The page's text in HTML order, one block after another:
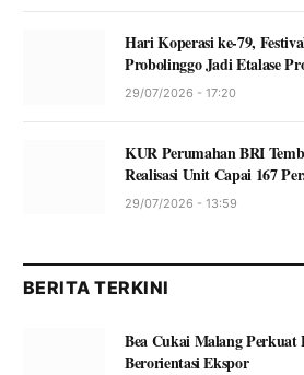
Hari Koperasi ke-79,
Probolinggo Jadi Etalase
29/07/2026 - 17:20
KUR Perumahan BRI
Realisasi Unit Capai 167
29/07/2026 - 13:59
BERITA TERKINI
Bea Cukai Malang
Berorientasi Ekspor